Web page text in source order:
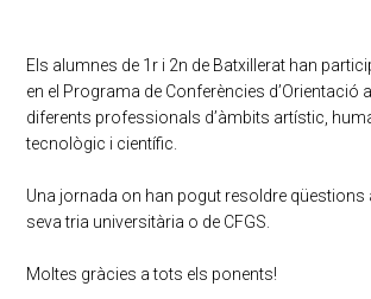
Els alumnes de 1r i 2n de Batxillerat han
en el Programa de Conferències d’Orientació
diferents professionals d’àmbits artístic,
tecnològic i científic.
Una jornada on han pogut resoldre qüestions
seva tria universitària o de CFGS.
Moltes gràcies a tots els ponents!